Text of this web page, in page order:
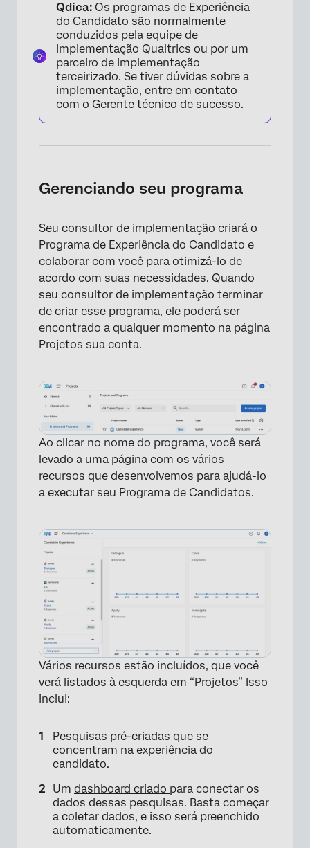
Qdica: Os programas de Experiência
do Candidato são normalmente
conduzidos pela equipe de
Implementação Qualtrics ou por um
parceiro de implementação
terceirizado. Se tiver dúvidas sobre a
implementação, entre em contato
com o Gerente técnico de sucesso.
Gerenciando seu programa
Seu consultor de implementação criará o
Programa de Experiência do Candidato e
colaborar com você para otimizá-lo de
acordo com suas necessidades. Quando
seu consultor de implementação terminar
de criar esse programa, ele poderá ser
encontrado a qualquer momento na página
Projetos sua conta.
Ao clicar no nome do programa, você será
levado a uma página com os vários
recursos que desenvolvemos para ajudá-lo
a executar seu Programa de Candidatos.
Vários recursos estão incluídos, que você
verá listados à esquerda em “Projetos” Isso
inclui:
Pesquisas pré-criadas que se
concentram na experiência do
candidato.
Um dashboard criado para conectar os
dados dessas pesquisas. Basta começar
a coletar dados, e isso será preenchido
automaticamente.